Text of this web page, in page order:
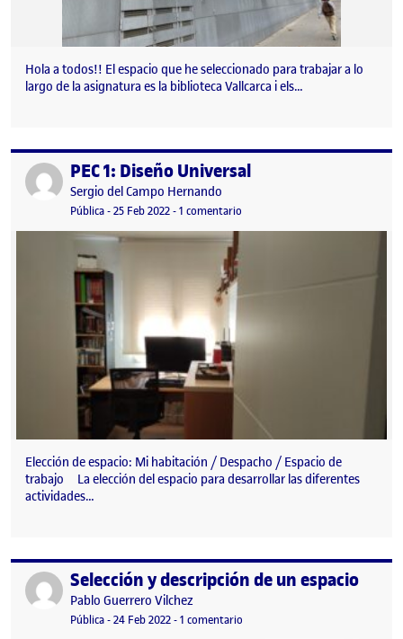
Hola a todos!! El espacio que he seleccionado para trabajar a lo
largo de la asignatura es la biblioteca Vallcarca i els…
Publicado porPEC 1: Diseño Universal
Publicado por
Sergio del Campo Hernando
Visibilidad:
Pública-Fecha de publicación
25 Feb 2022-1 comentario
Elección de espacio: Mi habitación / Despacho / Espacio de
trabajo La elección del espacio para desarrollar las diferentes
actividades…
Publicado porSelección y descripción de un espacio
Publicado por
Pablo Guerrero Vilchez
Visibilidad:
Pública-Fecha de publicación
24 Feb 20226 marzo, 2022 6:33 pm
-1 comentario